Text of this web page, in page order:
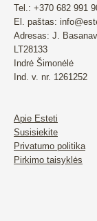
Tel.: +370 682 991
El. paštas:
Adresas: J.
LT28133
Indrė Šimonėlė
Ind. v. nr. 1261252
Apie Esteti
Susisiekite
Privatumo politika
Pirkimo taisyklės